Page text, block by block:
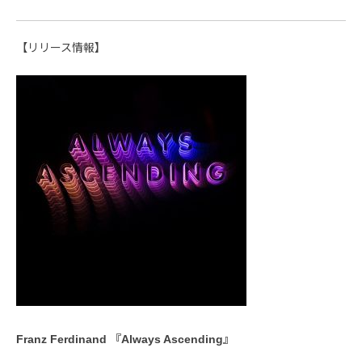
【リリース情報】
Franz Ferdinand 『Always Ascending』